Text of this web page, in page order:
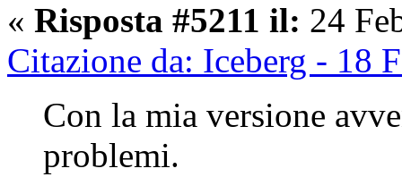
« Risposta #5211 il: 24
Citazione da: Iceberg - 18
Con la mia versione
problemi.